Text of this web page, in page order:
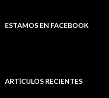
ESTAMOS EN FACEBOOK
ARTÍCULOS RECIENTES